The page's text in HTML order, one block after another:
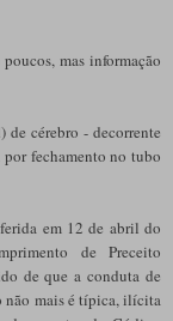
mas informação
cérebro - decorrente
fechamento no tubo
em 12 de abril do
de Preceito
de que a conduta de
não mais é típica, ilícita